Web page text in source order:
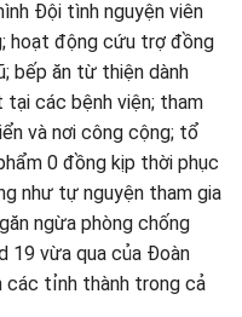
Đội tình nguyện viên
hoạt động cứu trợ đồng
bếp ăn từ thiện dành
các bệnh viện; tham
và nơi công cộng; tổ
0 đồng kịp thời phục
như tự nguyện tham gia
ngừa phòng chống
19 vừa qua của Đoàn
các tỉnh thành trong cả